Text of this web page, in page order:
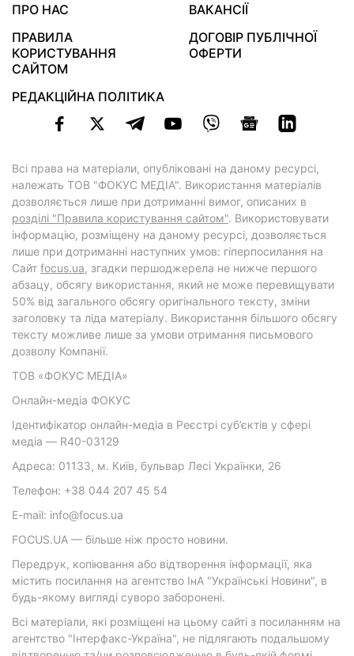
ПРО НАС
ВАКАНСІЇ
ПРАВИЛА
КОРИСТУВАННЯ
САЙТОМ
ДОГОВІР ПУБЛІЧНОЇ
ОФЕРТИ
РЕДАКЦІЙНА ПОЛІТИКА
Всі права на матеріали, опубліковані на даному ресурсі,
належать ТОВ "ФОКУС МЕДІА". Використання матеріалів
дозволяється лише при дотриманні вимог, описаних в
розділі "Правила користування сайтом". Використовувати
інформацію, розміщену на даному ресурсі, дозволяється
лише при дотриманні наступних умов: гіперпосилання на
Cайт focus.ua, згадки першоджерела не нижче першого
абзацу, обсягу використання, який не може перевищувати
50% від загального обсягу оригінального тексту, зміни
заголовку та ліда матеріалу. Використання більшого обсягу
тексту можливе лише за умови отримання письмового
дозволу Компанії.
ТОВ «ФОКУС МЕДІА»
Онлайн-медіа ФОКУС
Ідентифікатор онлайн-медіа в Реєстрі суб’єктів у сфері
медіа — R40-03129
Адреса: 01133, м. Київ, бульвар Лесі Українки, 26
Телефон: +38 044 207 45 54
E-mail: info@focus.ua
FOCUS.UA — більше ніж просто новини.
Передрук, копіювання або відтворення інформації, яка
містить посилання на агентство ІнА "Українські Новини", в
будь-якому вигляді суворо заборонені.
Всі матеріали, які розміщені на цьому сайті з посиланням на
агентство "Інтерфакс-Україна", не підлягають подальшому